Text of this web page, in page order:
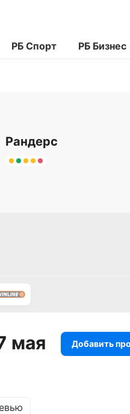
РБ Спорт РБ Бизнес
Рандерс
мая
Добавить